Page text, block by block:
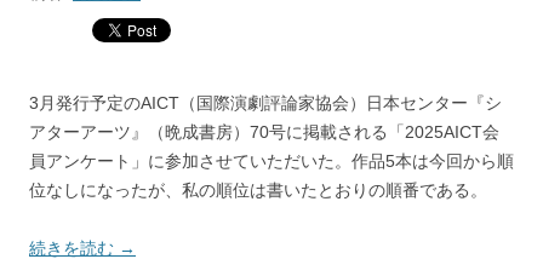
3月発行予定のAICT（国際演劇評論家協会）日本センター『シ
アターアーツ』（晩成書房）70号に掲載される「2025AICT会
員アンケート」に参加させていただいた。作品5本は今回から順
位なしになったが、私の順位は書いたとおりの順番である。
続きを読む →